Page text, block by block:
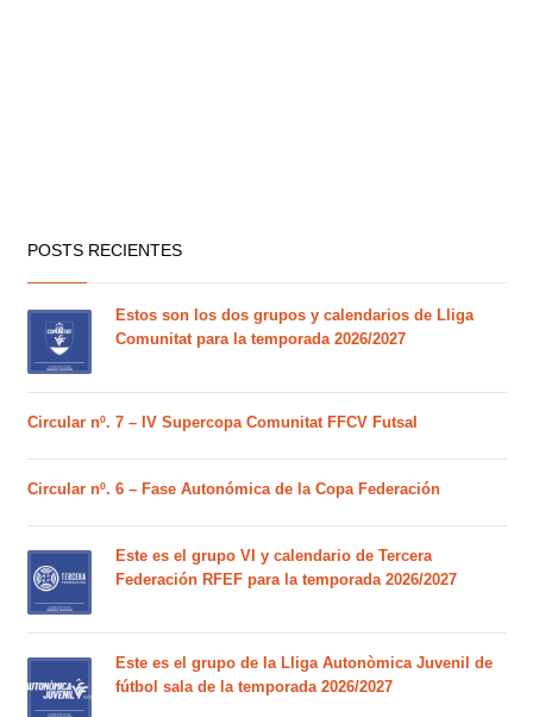
POSTS RECIENTES
Estos son los dos grupos y calendarios de Lliga
Comunitat para la temporada 2026/2027
Circular nº. 7 – IV Supercopa Comunitat FFCV Futsal
Circular nº. 6 – Fase Autonómica de la Copa Federación
Este es el grupo VI y calendario de Tercera
Federación RFEF para la temporada 2026/2027
Este es el grupo de la Lliga Autonòmica Juvenil de
fútbol sala de la temporada 2026/2027